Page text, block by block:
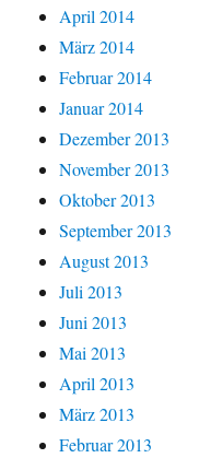
April 2014
März 2014
Februar 2014
Januar 2014
Dezember 2013
November 2013
Oktober 2013
September 2013
August 2013
Juli 2013
Juni 2013
Mai 2013
April 2013
März 2013
Februar 2013